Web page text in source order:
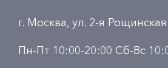
г. Москва, ул. 2-я
Пн-Пт 10:00-20:00 Сб-Вс